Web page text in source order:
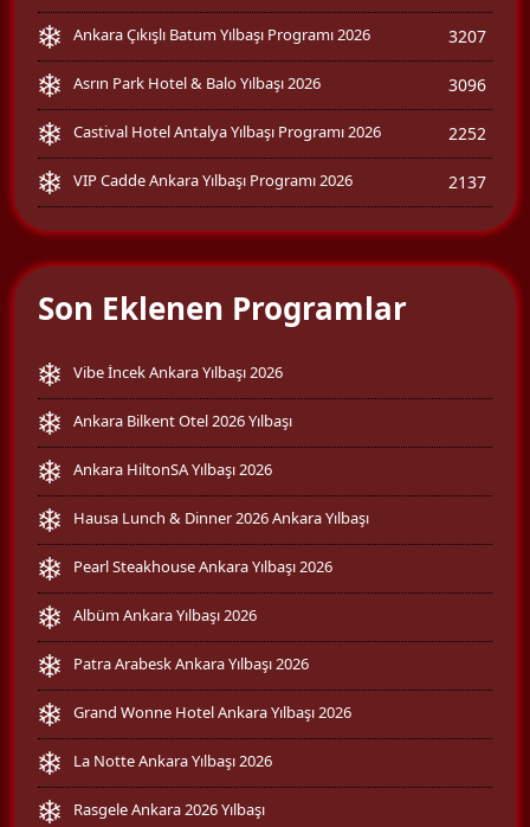
Ankara Çıkışlı Batum Yılbaşı Programı 2026 3207
Asrın Park Hotel & Balo Yılbaşı 2026 3096
Castival Hotel Antalya Yılbaşı Programı 2026 2252
VIP Cadde Ankara Yılbaşı Programı 2026 2137
Son Eklenen Programlar
Vibe İncek Ankara Yılbaşı 2026
Ankara Bilkent Otel 2026 Yılbaşı
Ankara HiltonSA Yılbaşı 2026
Hausa Lunch & Dinner 2026 Ankara Yılbaşı
Pearl Steakhouse Ankara Yılbaşı 2026
Albüm Ankara Yılbaşı 2026
Patra Arabesk Ankara Yılbaşı 2026
Grand Wonne Hotel Ankara Yılbaşı 2026
La Notte Ankara Yılbaşı 2026
Rasgele Ankara 2026 Yılbaşı